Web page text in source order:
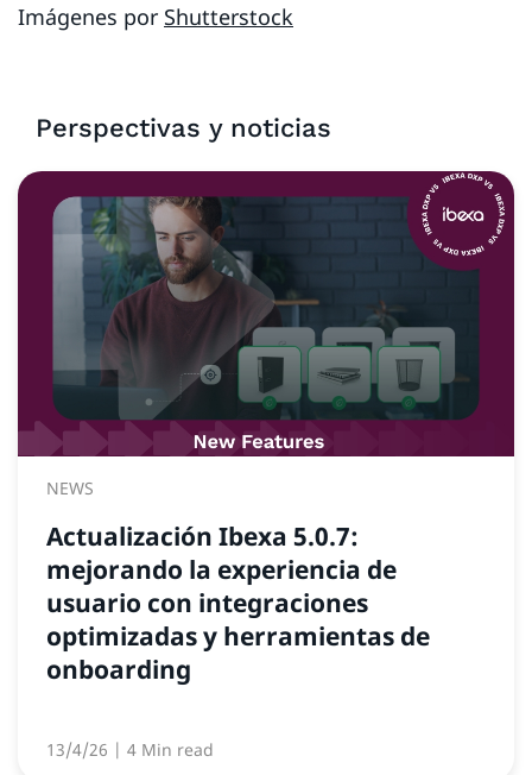
Imágenes por Shutterstock
Perspectivas y noticias
NEWS
Actualización Ibexa 5.0.7:
mejorando la experiencia de
usuario con integraciones
optimizadas y herramientas de
onboarding
13/4/26 | 4 Min read